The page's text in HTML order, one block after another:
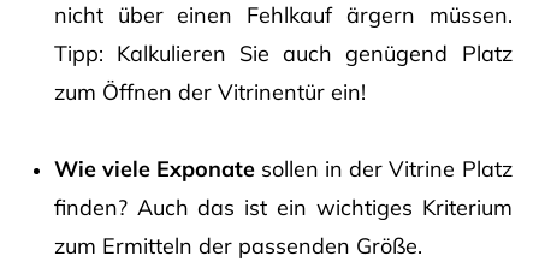
nicht über einen Fehlkauf ärgern müssen.
Tipp: Kalkulieren Sie auch genügend Platz
zum Öffnen der Vitrinentür ein!
Wie viele Exponate sollen in der Vitrine Platz
finden? Auch das ist ein wichtiges Kriterium
zum Ermitteln der passenden Größe.